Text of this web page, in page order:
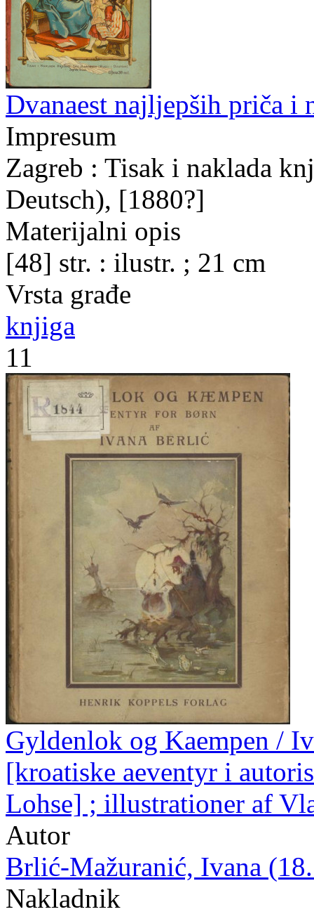
Dvanaest najljepših priča i
Impresum
Zagreb : Tisak i naklada
Deutsch), [1880?]
Materijalni opis
[48] str. : ilustr. ; 21 cm
Vrsta građe
knjiga
11
Gyldenlok og Kaempen /
[kroatiske aeventyr i
Lohse] ; illustrationer af
Autor
Brlić-Mažuranić, Ivana
Nakladnik